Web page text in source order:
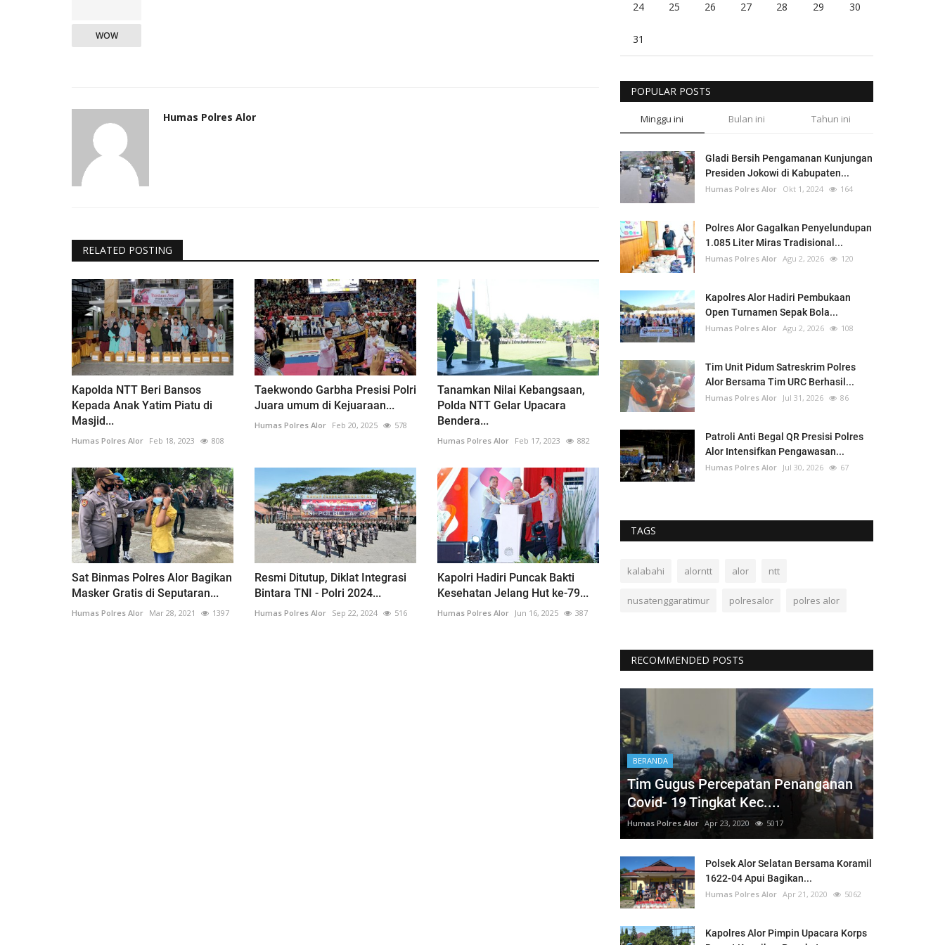
WOW
Humas Polres Alor
RELATED POSTING
Kapolda NTT Beri Bansos
Kepada Anak Yatim Piatu di
Masjid...
Humas Polres Alor Feb 18, 2023 808
Taekwondo Garbha Presisi Polri
Juara umum di Kejuaraan...
Humas Polres Alor Feb 20, 2025 578
Tanamkan Nilai Kebangsaan,
Polda NTT Gelar Upacara
Bendera...
Humas Polres Alor Feb 17, 2023 882
Sat Binmas Polres Alor Bagikan
Masker Gratis di Seputaran...
Humas Polres Alor Mar 28, 2021 1397
Resmi Ditutup, Diklat Integrasi
Bintara TNI - Polri 2024...
Humas Polres Alor Sep 22, 2024 516
Kapolri Hadiri Puncak Bakti
Kesehatan Jelang Hut ke-79...
Humas Polres Alor Jun 16, 2025 387
24 25 26 27 28 29 30
31
POPULAR POSTS
Minggu ini Bulan ini Tahun ini
Gladi Bersih Pengamanan Kunjungan
Presiden Jokowi di Kabupaten...
Humas Polres Alor Okt 1, 2024 164
Polres Alor Gagalkan Penyelundupan
1.085 Liter Miras Tradisional...
Humas Polres Alor Agu 2, 2026 120
Kapolres Alor Hadiri Pembukaan
Open Turnamen Sepak Bola...
Humas Polres Alor Agu 2, 2026 108
Tim Unit Pidum Satreskrim Polres
Alor Bersama Tim URC Berhasil...
Humas Polres Alor Jul 31, 2026 86
Patroli Anti Begal QR Presisi Polres
Alor Intensifkan Pengawasan...
Humas Polres Alor Jul 30, 2026 67
TAGS
kalabahi alorntt alor ntt
nusatenggaratimur polresalor polres alor
RECOMMENDED POSTS
BERANDA
Tim Gugus Percepatan Penanganan
Covid- 19 Tingkat Kec....
Humas Polres Alor Apr 23, 2020 5017
Polsek Alor Selatan Bersama Koramil
1622-04 Apui Bagikan...
Humas Polres Alor Apr 21, 2020 5062
Kapolres Alor Pimpin Upacara Korps